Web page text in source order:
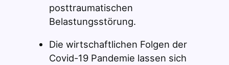
posttraumatischen
Belastungsstörung.
Die wirtschaftlichen Folgen der
Covid-19 Pandemie lassen sich